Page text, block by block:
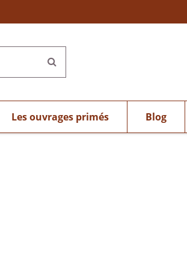
Les ouvrages primés Blog